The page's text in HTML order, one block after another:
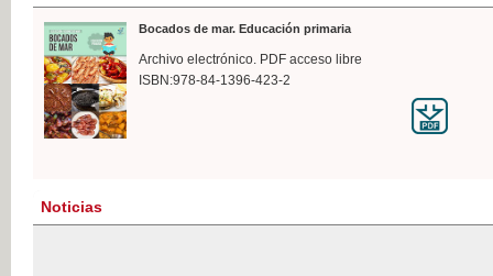
Bocados de mar. Educación primaria
Archivo electrónico. PDF acceso libre
ISBN:978-84-1396-423-2
Noticias